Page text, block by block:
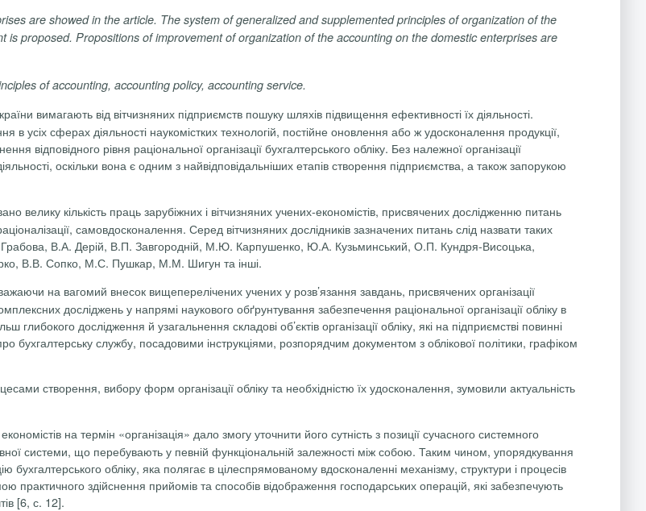
are showed in the article. The system of generalized and supplemented principles of organization of the
proposed. Propositions of improvement of organization of the accounting on the domestic enterprises are
ofaccounting, accounting policy, accounting service.
вимагають від вітчизняних підприємств пошуку шляхів підвищення ефективності їх діяльності.
усіх сферах діяльності наукомістких технологій, постійне оновлення або ж удосконалення продукції,
відповідного рівня раціональної організації бухгалтерського обліку. Без належної організації
оскільки вона є одним з найвідповідальніших етапів створення підприємства, а також запорукою
велику кількість праць зарубіжних і вітчизняних учених-економістів, присвячених дослідженню питань
самовдосконалення. Серед вітчизняних дослідників зазначених питань слід назвати таких
В.А. Дерій, В.П. Завгородній, М.Ю. Карпушенко, Ю.А. Кузьминський, О.П. Кундря-Висоцька,
В.В. Сопко, М.С. Пушкар, М.М. Шигун та інші.
на вагомий внесок вищеперелічених учених у розв’язання завдань, присвячених організації
досліджень у напрямі наукового обґрунтування забезпечення раціональної організації обліку в
дослідження й узагальнення складові об’єктів організації обліку, які на підприємстві повинні
службу, посадовими інструкціями, розпорядчим документом з облікової політики, графіком
створення, вибору форм організації обліку та необхідністю їх удосконалення, зумовили актуальність
на термін «організація» дало змогу уточнити його сутність з позиції сучасного системного
системи, що перебувають у певній функціональній залежності між собою. Таким чином, упорядкування
бухгалтерського обліку, яка полягає в цілеспрямованому вдосконаленні механізму, структури і процесів
практичного здійснення прийомів та способів відображення господарських операцій, які забезпечують
[6, с. 12].